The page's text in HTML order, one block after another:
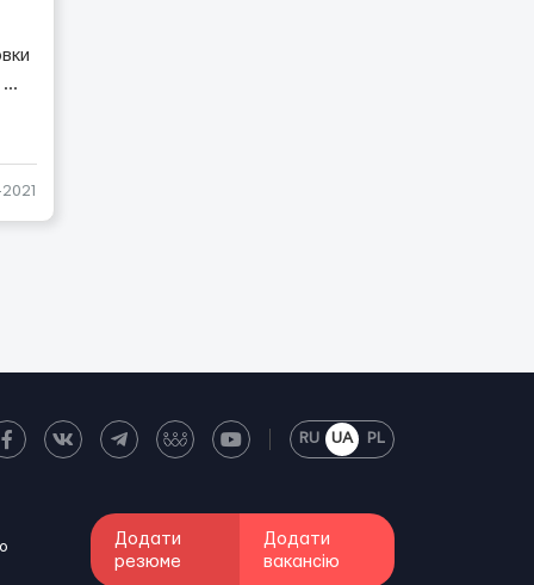
...
RU UA PL
Додати
резюме
Додати
вакансію